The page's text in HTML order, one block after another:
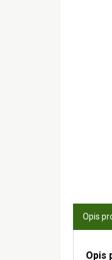
Opis
Opis